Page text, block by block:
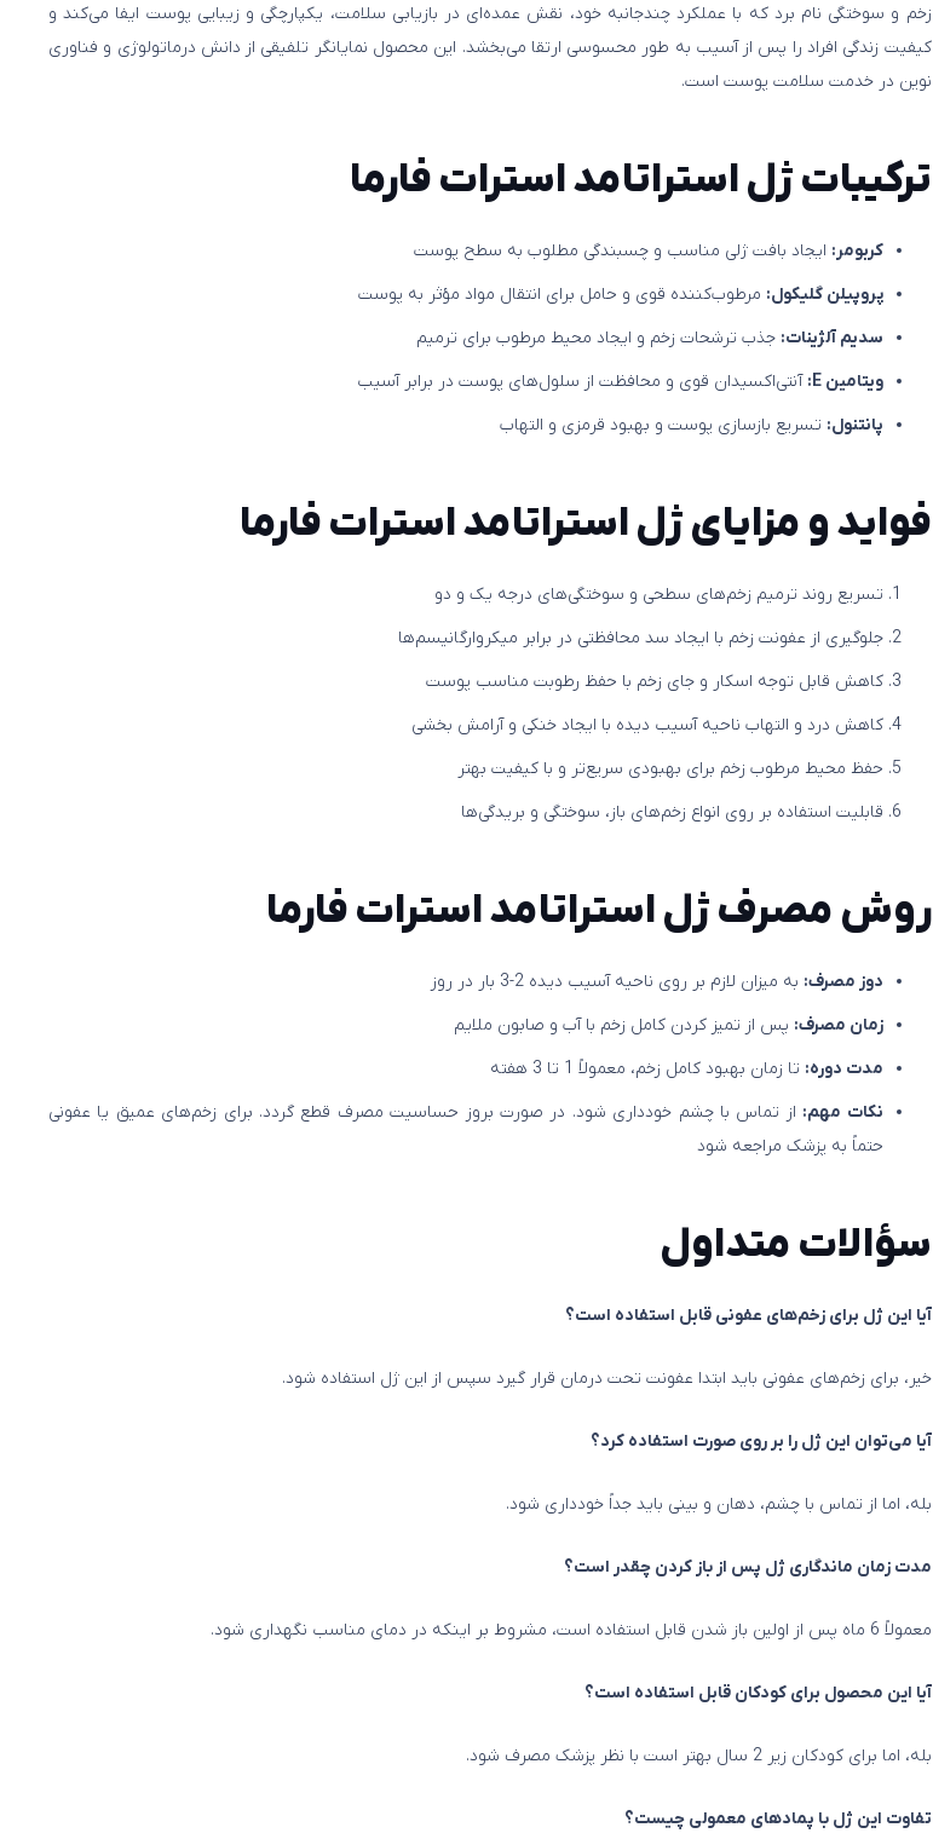
زخم و سوختگی نام برد که با عملکرد چندجانبه خود، نقش عمده‌ای در بازیابی سلامت، یکپارچگی و زیبایی پوست ایفا می‌کند و
کیفیت زندگی افراد را پس از آسیب به طور محسوسی ارتقا می‌بخشد. این محصول نمایانگر تلفیقی از دانش درماتولوژی و فناوری
نوین در خدمت سلامت پوست است.
ترکیبات ژل استراتامد استرات فارما
کربومر: ایجاد بافت ژلی مناسب و چسبندگی مطلوب به سطح پوست
پروپیلن گلیکول: مرطوب‌کننده قوی و حامل برای انتقال مواد مؤثر به پوست
سدیم آلژینات: جذب ترشحات زخم و ایجاد محیط مرطوب برای ترمیم
ویتامین E:
آنتی‌اکسیدان قوی و محافظت از سلول‌های پوست در برابر آسیب
پانتنول: تسریع بازسازی پوست و بهبود قرمزی و التهاب
فواید و مزایای ژل استراتامد استرات فارما
تسریع روند ترمیم زخم‌های سطحی و سوختگی‌های درجه یک و دو
جلوگیری از عفونت زخم با ایجاد سد محافظتی در برابر میکروارگانیسم‌ها
کاهش قابل توجه اسکار و جای زخم با حفظ رطوبت مناسب پوست
کاهش درد و التهاب ناحیه آسیب دیده با ایجاد خنکی و آرامش بخشی
حفظ محیط مرطوب زخم برای بهبودی سریع‌تر و با کیفیت بهتر
قابلیت استفاده بر روی انواع زخم‌های باز، سوختگی و بریدگی‌ها
روش مصرف ژل استراتامد استرات فارما
دوز مصرف: به میزان لازم بر روی ناحیه آسیب دیده 2-3 بار در روز
زمان مصرف: پس از تمیز کردن کامل زخم با آب و صابون ملایم
مدت دوره: تا زمان بهبود کامل زخم، معمولاً 1 تا 3 هفته
نکات مهم: از تماس با چشم خودداری شود. در صورت بروز حساسیت مصرف قطع گردد. برای زخم‌های عمیق یا عفونی
حتماً به پزشک مراجعه شود
سؤالات متداول
آیا این ژل برای زخم‌های عفونی قابل استفاده است؟
خیر، برای زخم‌های عفونی باید ابتدا عفونت تحت درمان قرار گیرد سپس از این ژل استفاده شود.
آیا می‌توان این ژل را بر روی صورت استفاده کرد؟
بله، اما از تماس با چشم، دهان و بینی باید جداً خودداری شود.
مدت زمان ماندگاری ژل پس از باز کردن چقدر است؟
معمولاً 6 ماه پس از اولین باز شدن قابل استفاده است، مشروط بر اینکه در دمای مناسب نگهداری شود.
آیا این محصول برای کودکان قابل استفاده است؟
بله، اما برای کودکان زیر 2 سال بهتر است با نظر پزشک مصرف شود.
تفاوت این ژل با پمادهای معمولی چیست؟